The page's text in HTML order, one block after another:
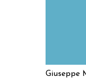
Giuseppe